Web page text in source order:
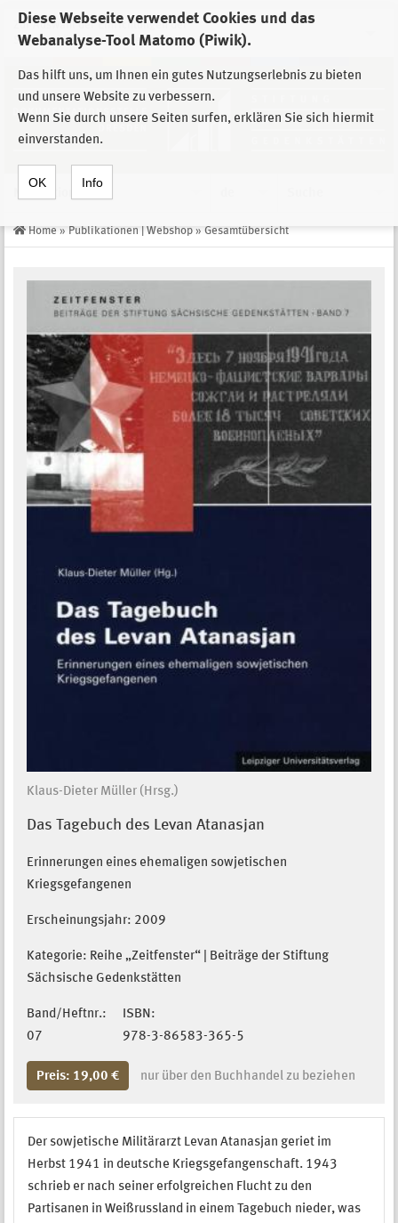
Diese Webseite verwendet Cookies und das
Webanalyse-Tool Matomo (Piwik).
Das hilft uns, um Ihnen ein gutes Nutzungserlebnis zu bieten
und unsere Website zu verbessern.
Wenn Sie durch unsere Seiten surfen, erklären Sie sich hiermit
einverstanden.
OK Info
Zur Auswahl der Einrichtungen der
Stiftung Sächsische Gedenkstätten
Home » Publikationen | Webshop » Gesamtübersicht
Klaus-Dieter Müller (Hrsg.)
Das Tagebuch des Levan Atanasjan
Erinnerungen eines ehemaligen sowjetischen
Kriegsgefangenen
Erscheinungsjahr: 2009
Kategorie: Reihe „Zeitfenster“ | Beiträge der Stiftung
Sächsische Gedenkstätten
Band/Heftnr.:
07
ISBN:
978-3-86583-365-5
Preis: 19,00 € nur über den Buchhandel zu beziehen
Der sowjetische Militärarzt Levan Atanasjan geriet im
Herbst 1941 in deutsche Kriegsgefangenschaft. 1943
schrieb er nach seiner erfolgreichen Flucht zu den
Partisanen in Weißrussland in einem Tagebuch nieder, was